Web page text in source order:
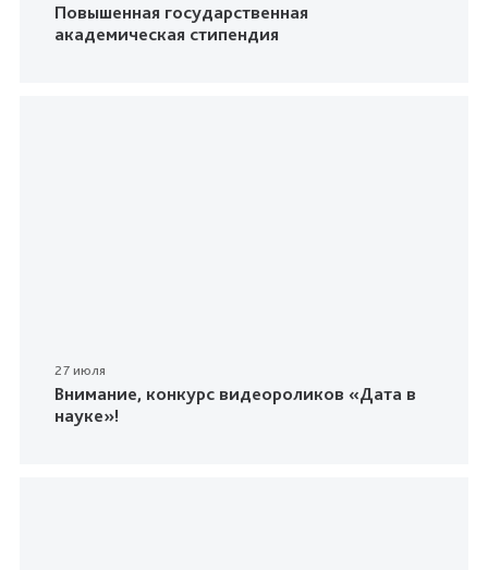
Повышенная государственная
академическая стипендия
27 июля
Внимание, конкурс видеороликов «Дата в
науке»!